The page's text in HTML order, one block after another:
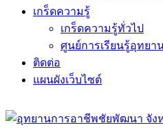
เกร็ดความรู้
เกร็ดความรู้ทั่วไป
ศูนย์การเรียนรู้อุทยา
ติดต่อ
แผนผังเว็บไซต์